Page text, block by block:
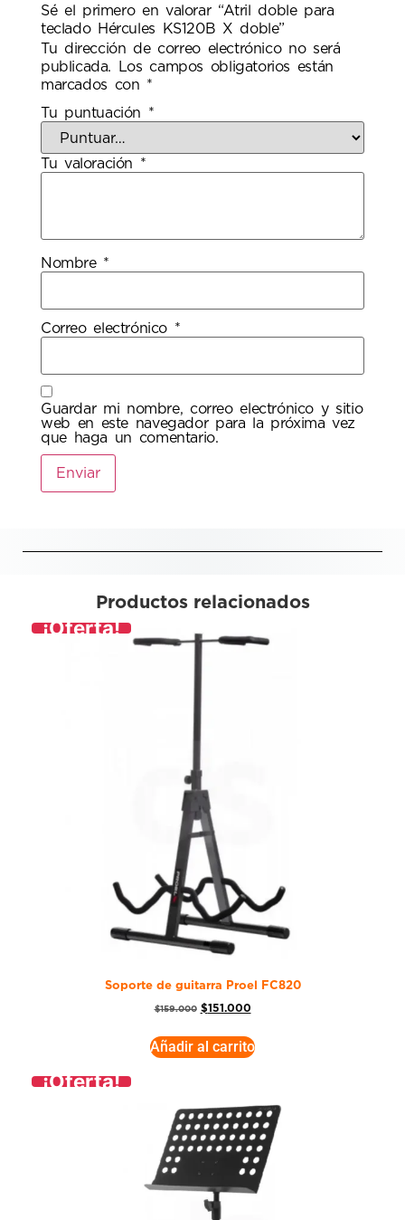
Sé el primero en valorar “Atril doble para
teclado Hércules KS120B X doble”
Tu dirección de correo electrónico no será
publicada.
Los campos obligatorios están
marcados con *
Tu puntuación *
Tu valoración *
Nombre *
Correo electrónico *
Guardar mi nombre, correo electrónico y sitio
web en este navegador para la próxima vez
que haga un comentario.
Productos relacionados
¡Oferta!
Soporte de guitarra Proel FC820
$159.000 $151.000
Añadir al carrito
¡Oferta!